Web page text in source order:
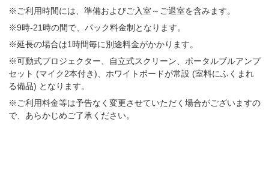
※ご利用時間には、準備およびご入室～ご退室を含みます。
※9時-21時の間で、パック料金制となります。
※延長の場合は1時間毎に別途料金がかかります。
※可動式プロジェクター、自立式スクリーン、ポータルブルアンプ
セット (マイク2本付き)、ホワイトボードが常設 (室料にふくまれ
る備品) となります。
※ご利用料金等は予告なく変更させていただく場合がございますの
で、あらかじめご了承ください。